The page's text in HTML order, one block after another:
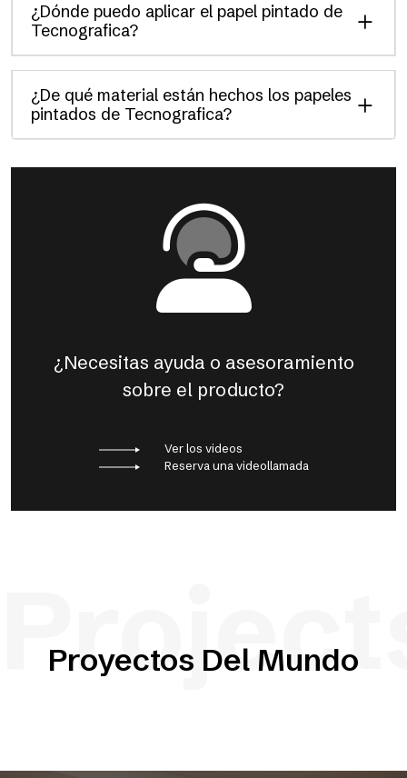
¿Dónde puedo aplicar el papel pintado de
Tecnografica?
¿De qué material están hechos los papeles
pintados de Tecnografica?
¿Necesitas ayuda o asesoramiento
sobre el producto?
Ver los videos
Reserva una videollamada
Proyectos Del Mundo